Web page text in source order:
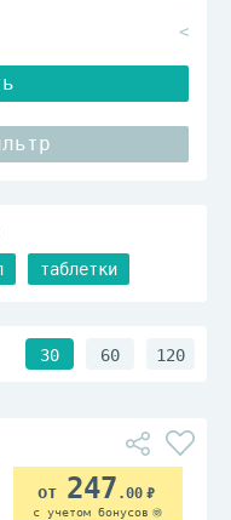
таблетки
30 60 120
247 .00
с учетом бонусов